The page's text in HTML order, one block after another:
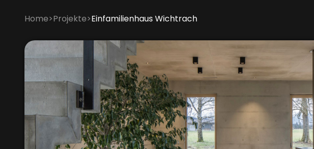
Home>Projekte>Einfamilienhaus Wichtrach